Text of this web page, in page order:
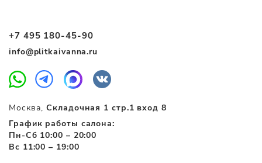
+7 495 180-45-90
info@plitkaivanna.ru
Москва,Складочная 1 стр.1 вход 8
График работы салона:
Пн-Сб 10:00 – 20:00
Вс 11:00 – 19:00